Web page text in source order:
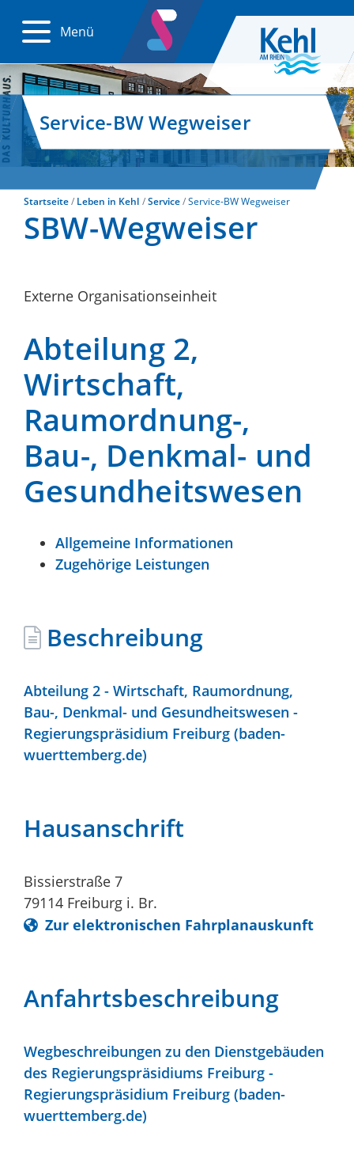
Menü
Service-BW Wegweiser
Startseite Leben in Kehl Service Service-BW Wegweiser
SBW-Wegweiser
Externe Organisationseinheit
Abteilung 2,
Wirtschaft,
Raumordnung-,
Bau-, Denkmal- und
Gesundheitswesen
Allgemeine Informationen
Zugehörige Leistungen
Beschreibung
Abteilung 2 - Wirtschaft, Raumordnung,
Bau-, Denkmal- und Gesundheitswesen -
Regierungspräsidium Freiburg (baden-
wuerttemberg.de)
Hausanschrift
Bissierstraße 7
79114 Freiburg i. Br.
Zur elektronischen Fahrplanauskunft
Anfahrtsbeschreibung
Wegbeschreibungen zu den Dienstgebäuden
des Regierungspräsidiums Freiburg -
Regierungspräsidium Freiburg (baden-
wuerttemberg.de)